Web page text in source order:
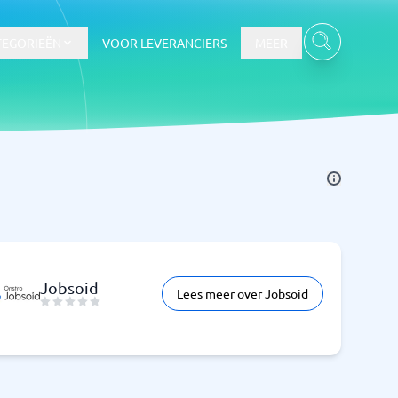
VOOR LEVERANCIERS
Jobsoid Lees meer over Jobsoid